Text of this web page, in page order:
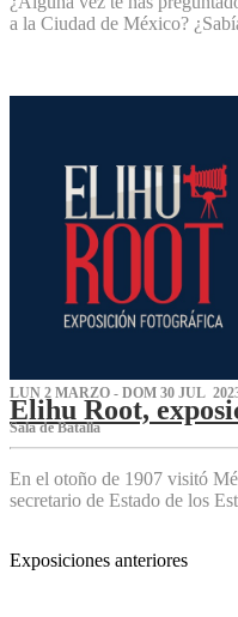
a la Ciudad de México?
LUN 2 MARZO - DOM 30 JUL
Elihu Root,
Sala de Batalla
En el otoño de 1907 visitó
secretario de Estado de los
Exposiciones anteriores